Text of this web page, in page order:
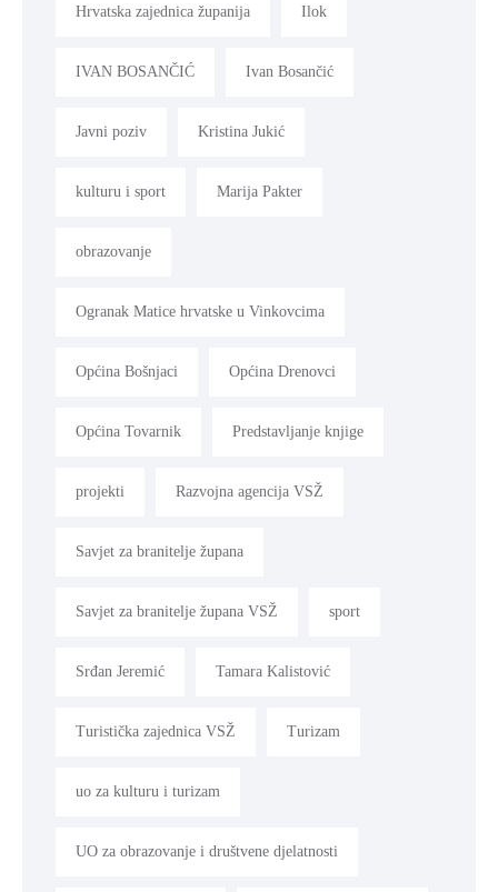
Hrvatska zajednica županija Ilok
IVAN BOSANČIĆ Ivan Bosančić
Javni poziv Kristina Jukić
kulturu i sport Marija Pakter
obrazovanje
Ogranak Matice hrvatske u Vinkovcima
Općina Bošnjaci Općina Drenovci
Općina Tovarnik Predstavljanje knjige
projekti Razvojna agencija VSŽ
Savjet za branitelje župana
Savjet za branitelje župana VSŽ sport
Srđan Jeremić Tamara Kalistović
Turistička zajednica VSŽ Turizam
uo za kulturu i turizam
UO za obrazovanje i društvene djelatnosti